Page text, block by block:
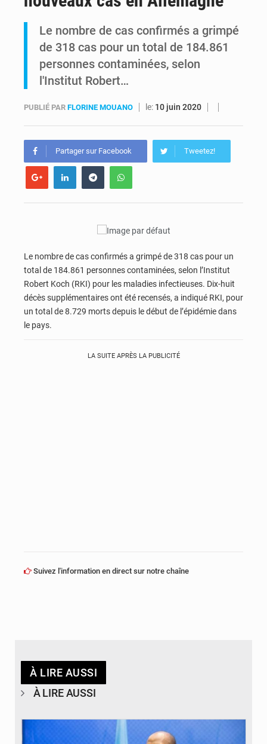
Comment des milliers d’Africains protègent et font fructifier leur argent avec l’USDT
RDC : Raïssa Malu lance les préparatifs d’une Table ronde nationale sur l’éducation inclusive des enfants handicapés
Le nombre de cas confirmés a grimpé
de 318 cas pour un total de 184.861
personnes contaminées, selon
l'Institut Robert…
PUBLIÉ PAR FLORINE MOUANO le: 10 juin 2020
Partager sur Facebook Tweetez!
Le nombre de cas confirmés a grimpé de 318 cas pour un
total de 184.861 personnes contaminées, selon l’Institut
Robert Koch (RKI) pour les maladies infectieuses. Dix-huit
décès supplémentaires ont été recensés, a indiqué RKI, pour
un total de 8.729 morts depuis le début de l’épidémie dans
le pays.
LA SUITE APRÈS LA PUBLICITÉ
Suivez l'information en direct sur notre chaîne
À LIRE AUSSI
À LIRE AUSSI